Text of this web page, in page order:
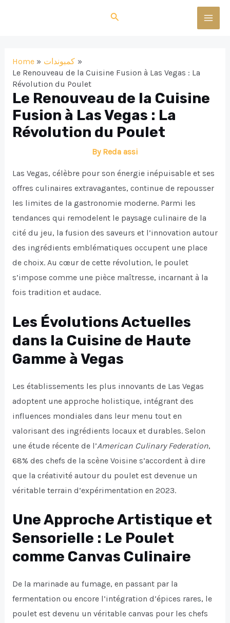
Search
Home
كمبوندات
Le Renouveau de la Cuisine Fusion à Las Vegas : La
Révolution du Poulet
Le Renouveau de la Cuisine
Fusion à Las Vegas : La
Révolution du Poulet
By Reda assi
Las Vegas, célèbre pour son énergie inépuisable et ses
offres culinaires extravagantes, continue de repousser
les limites de la gastronomie moderne. Parmi les
tendances qui remodelent le paysage culinaire de la
cité du jeu, la fusion des saveurs et l’innovation autour
des ingrédients emblématiques occupent une place
de choix. Au cœur de cette révolution, le poulet
s’impose comme une pièce maîtresse, incarnant à la
fois tradition et audace.
Les Évolutions Actuelles
dans la Cuisine de Haute
Gamme à Vegas
Les établissements les plus innovants de Las Vegas
adoptent une approche holistique, intégrant des
influences mondiales dans leur menu tout en
valorisant des ingrédients locaux et durables. Selon
une étude récente de l’American Culinary Federation,
68% des chefs de la scène Voisine s’accordent à dire
que la créativité autour du poulet est devenue un
véritable terrain d’expérimentation en 2023.
Une Approche Artistique et
Sensorielle : Le Poulet
comme Canvas Culinaire
De la marinade au fumage, en passant par la
fermentation ou encore l’intégration d’épices rares, le
poulet est devenu un véritable canvas pour les chefs